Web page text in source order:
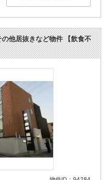
他居抜きなど物件 【飲食不